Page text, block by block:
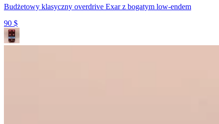
Budżetowy klasyczny overdrive Exar z bogatym low-endem
90 $